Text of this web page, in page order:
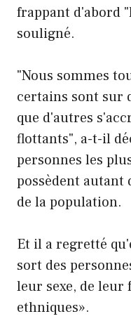
frappant d'abord
souligné.
"Nous sommes
certains sont sur
que d'autres
flottants", a-t-il
personnes les
possèdent autant
de la population.
Et il a regretté
sort des
leur sexe, de
ethniques».